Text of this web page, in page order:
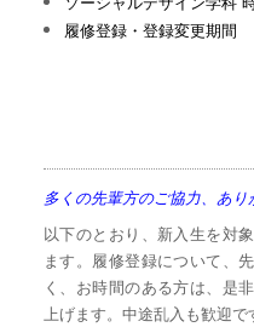
履修登録・登録変更期間
多くの先輩方のご協力、あり
以下のとおり、新入生を対
ます。履修登録について、
く、お時間のある方は、是
上げます。中途乱入も歓迎で